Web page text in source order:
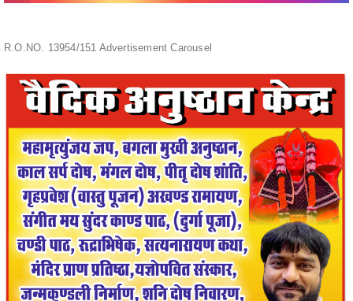
R.O.NO. 13954/151 Advertisement Carousel